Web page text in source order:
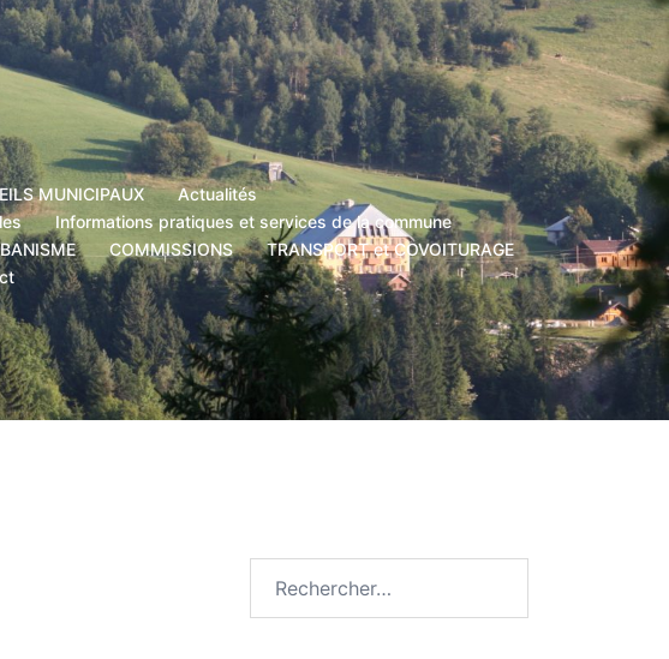
MUNICIPAUX
Actualités
Informations pratiques et services de la commune
COMMISSIONS
TRANSPORT et COVOITURAGE